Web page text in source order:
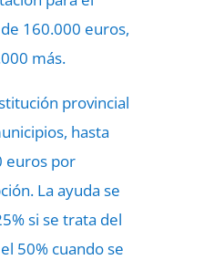
160.000 euros,
más.
provincial
hasta
euros por
La ayuda se
si se trata del
50% cuando se